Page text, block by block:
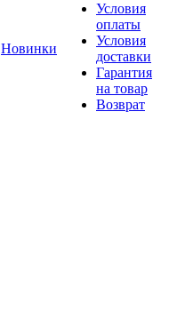
Новинки
Условия
оплаты
Условия
доставки
Гарантия
на товар
Возврат